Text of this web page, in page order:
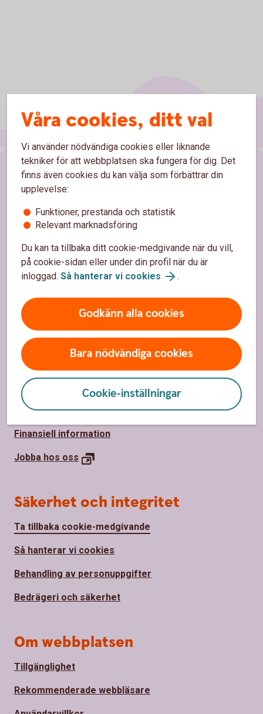
Våra cookies, ditt val
Vi använder nödvändiga cookies eller liknande
tekniker för att webbplatsen ska fungera för dig. Det
finns även cookies du kan välja som förbättrar din
upplevelse:
Funktioner, prestanda och statistik
Relevant marknadsföring
Du kan ta tillbaka ditt cookie-medgivande när du vill,
på cookie-sidan eller under din profil när du är
inloggad. Så hanterar vi cookies .
Godkänn alla cookies
Bara nödvändiga cookies
Cookie-inställningar
Sidfot
Hitta snabbt
Spärrhjälp
Vårt bankontor
Bli kund
Om oss
Om Ulricehamns Sparbank
Samhällsengagemang/Hållbarhet
Organisation
Finansiell information
Jobba hos oss
Säkerhet och integritet
Ta tillbaka cookie-medgivande
Så hanterar vi cookies
Behandling av personuppgifter
Bedrägeri och säkerhet
Om webbplatsen
Tillgänglighet
Rekommenderade webbläsare